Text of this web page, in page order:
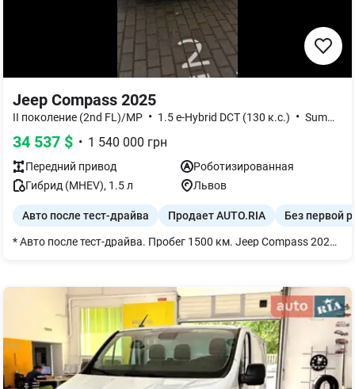
Jeep Compass 2025
II поколение (2nd FL)/MP • 1.5 e-Hybrid DCT (130 к.с.) • Summit
34 537 $ • 1 540 000 грн
Передний привод
Роботизированная
Гибрид (MHEV), 1.5л Львов
Авто после тест-драйва Продает AUTO.RIA Без первой
* Авто после тест-драйва. Пробег 1500 км. Jeep Compass 2025 1.5 e-Hybrid DCT (130 л.с.) Summit – это кроссовер с передним приводом, 1,5-литровым гибридным двигателем (130 л.с.) и 7-ступенчатой роботизированной коробкой передач. Версия Summit отличается современным дизайном, высококачественным салоном и передовыми технологиями, в частности мультимедийной системой Uconnect, адаптивным круиз-контролем и системами безопасности.